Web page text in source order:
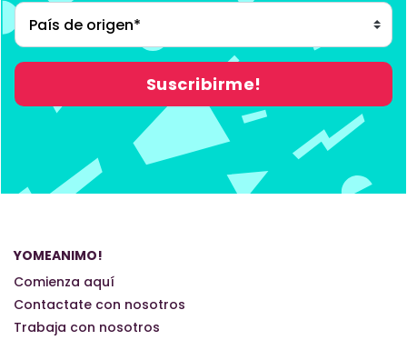
YOMEANIMO!
Comienza aquí
Contactate con nosotros
Trabaja con nosotros